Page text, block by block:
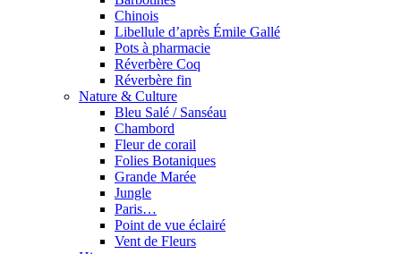
Chinois
Libellule d’après Émile Gallé
Pots à pharmacie
Réverbère Coq
Réverbère fin
Nature & Culture
Bleu Salé / Sanséau
Chambord
Fleur de corail
Folies Botaniques
Grande Marée
Jungle
Paris…
Point de vue éclairé
Vent de Fleurs